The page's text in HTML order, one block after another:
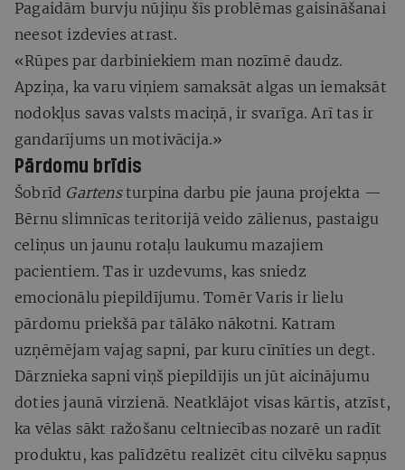
Pagaidām burvju nūjiņu šīs problēmas gaisināšanai
neesot izdevies atrast.
«Rūpes par darbiniekiem man nozīmē daudz.
Apziņa, ka varu viņiem samaksāt algas un iemaksāt
nodokļus savas valsts maciņā, ir svarīga. Arī tas ir
gandarījums un motivācija.»
Pārdomu brīdis
Šobrīd Gartensturpina darbu pie jauna projekta —
Bērnu slimnīcas teritorijā veido zālienus, pastaigu
celiņus un jaunu rotaļu laukumu mazajiem
pacientiem. Tas ir uzdevums, kas sniedz
emocionālu piepildījumu. Tomēr Varis ir lielu
pārdomu priekšā par tālāko nākotni. Katram
uzņēmējam vajag sapni, par kuru cīnīties un degt.
Dārznieka sapni viņš piepildījis un jūt aicinājumu
doties jaunā virzienā. Neatklājot visas kārtis, atzīst,
ka vēlas sākt ražošanu celtniecības nozarē un radīt
produktu, kas palīdzētu realizēt citu cilvēku sapņus